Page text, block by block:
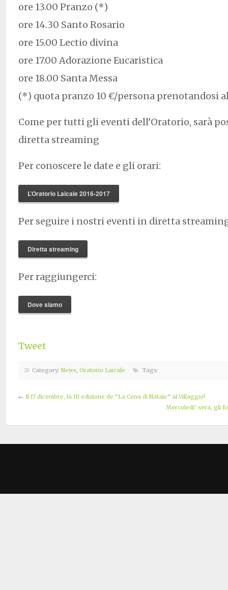
ore 13.00 Pranzo (*)
ore 14.30 Santo Rosario
ore 15.00 Lectio divina
ore 17.00 Adorazione Eucaristica
ore 18.00 Santa Messa
(*) quota pranzo 10 €/persona prenotandosi
Come per tutti gli eventi dell’Oratorio, sarà
diretta streaming
Per conoscere le date e gli orari:
L’Oratorio Laicale 2016-2017
Per seguire i nostri eventi in diretta
Diretta streaming
Per raggiungerci:
Dove siamo
Tweet
Category: News, Oratorio Laicale Tags:
← Il 17 dicembre, la III edizione de “La Cena di Natale” al Villaggio!
Mercoledi’ sera, gli